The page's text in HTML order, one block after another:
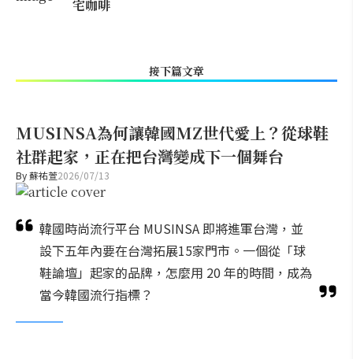
宅咖啡
接下篇文章
MUSINSA為何讓韓國MZ世代愛上？從球鞋
社群起家，正在把台灣變成下一個舞台
By蘇祐萱2026/07/13
韓國時尚流行平台 MUSINSA 即將進軍台灣，並
設下五年內要在台灣拓展15家門市。一個從「球
鞋論壇」起家的品牌，怎麼用 20 年的時間，成為
當今韓國流行指標？